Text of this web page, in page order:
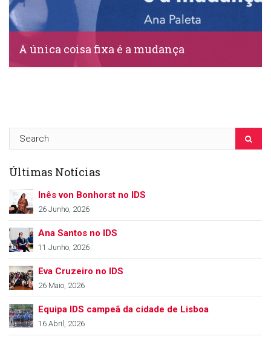
A única coisa fixa é a mudança
Últimas Notícias
Inês von Bonhorst no IDS
26 Junho, 2026
Ana Santos no IDS
11 Junho, 2026
Eva Cruzeiro no IDS
26 Maio, 2026
Equipa IDS campeã da cidade de Lisboa
16 Abril, 2026